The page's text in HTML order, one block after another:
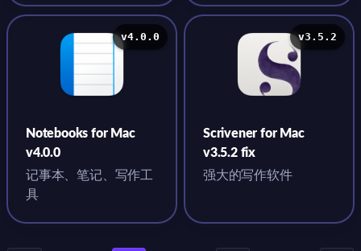
v4.0.0
Notebooks for Mac
v4.0.0
记事本、笔记、写作工
具
v3.5.2
Scrivener for Mac
v3.5.2 fix
强大的写作软件